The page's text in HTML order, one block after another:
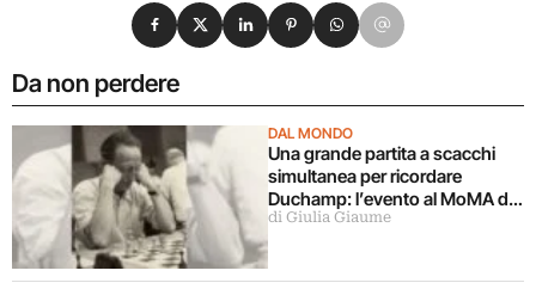
Da non perdere
DAL MONDO
Una grande partita a scacchi
simultanea per ricordare
Duchamp: l’evento al MoMA di
New York
di Giulia Giaume
Condividi su Facebook
Condividi su X
Condividi su LinkedIn
Condividi su Pinterest
Condividi su WhatsApp
Condividi su Email